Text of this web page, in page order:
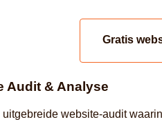
Gratis
Audit & Analyse
uitgebreide website-audit